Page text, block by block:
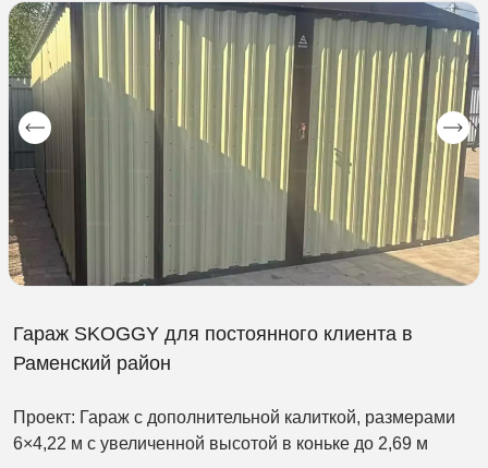
Гараж SKOGGY для постоянного клиента в
Раменский район
Проект: Гараж с дополнительной калиткой, размерами
6×4,22 м с увеличенной высотой в коньке до 2,69 м